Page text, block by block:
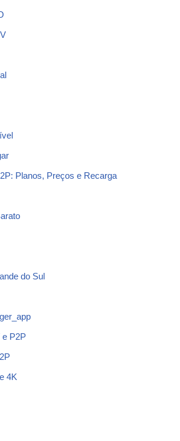
Planos, Preços e Recarga
do Sul
e P2P
4K